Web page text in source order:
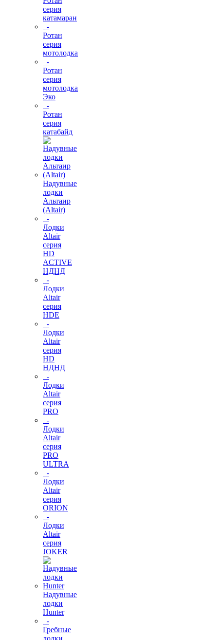
серия
катамаран
-
Ротан
серия
мотолодка
-
Ротан
серия
мотолодка
Эко
-
Ротан
серия
катабайд
Надувные
лодки
Альтаир
(Altair)
-
Лодки
Altair
серия
HD
ACTIVE
НДНД
-
Лодки
Altair
серия
HDE
-
Лодки
Altair
серия
HD
НДНД
-
Лодки
Altair
серия
PRO
-
Лодки
Altair
серия
PRO
ULTRA
-
Лодки
Altair
серия
ORION
-
Лодки
Altair
серия
JOKER
Надувные
лодки
Hunter
-
Гребные
лодки